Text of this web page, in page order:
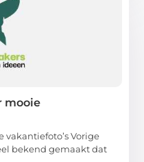
mooie
vakantiefoto’s Vorige
bekend gemaakt dat